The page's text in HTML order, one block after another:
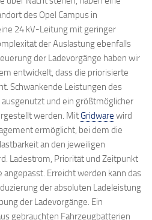
des Opel Campus in
24 kV-Leitung mit geringer
der Auslastung ebenfalls
der Ladevorgänge haben wir
entwickelt, dass die priorisierte
Schwankende Leistungen des
und ein größtmöglicher
werden. Mit Gridware wird
ermöglicht, bei dem die
an den jeweiligen
Ladestrom, Priorität und Zeitpunkt
Erreicht werden kann das
der absoluten Ladeleistung
der Ladevorgänge. Ein
gebrauchten Fahrzeugbatterien